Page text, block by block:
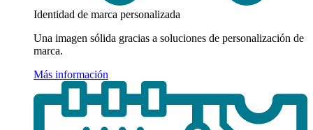
Identidad de marca personalizada
Una imagen sólida gracias a soluciones de personalización de
marca.
Más información